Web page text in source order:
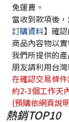
熱銷TOP10
免運費。
當收到款項後
訂購資料】確
商品內容物以
我們所提供的
朋友請利用台
在確認交易條
約2-3個工作天
(預購依網頁說